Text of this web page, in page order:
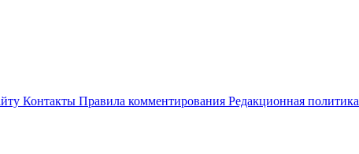
Контакты Правила комментирования Редакционная политика